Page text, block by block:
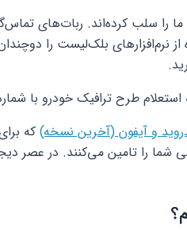
را سلب کرده‌اند. ربات‌های
نرم‌افزارهای بلک‌لیست را
طرح ترافیک خودرو با
و آیفون (آخرین نسخه) که
شما را تامین می‌کنند. در عصر